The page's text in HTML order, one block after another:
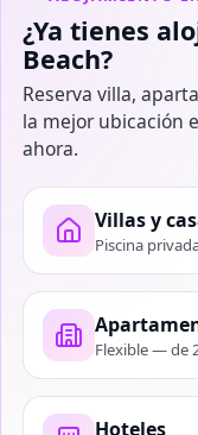
¿Ya tienes
Beach?
Reserva villa,
la mejor ubicación
ahora.
Villas y
Piscina
Flexible — de
Hoteles